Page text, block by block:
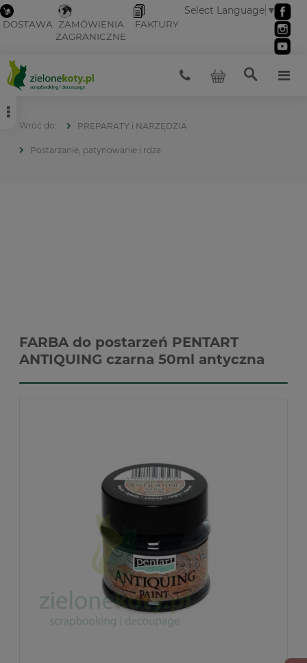
DOSTAWA ZAMÓWIENIA
ZAGRANICZNE
FAKTURY
Select Language ▼
PREPARATY i NARZĘDZIA
Postarzanie, patynowanie i rdza
FARBA do postarzeń PENTART
ANTIQUING czarna 50ml antyczna